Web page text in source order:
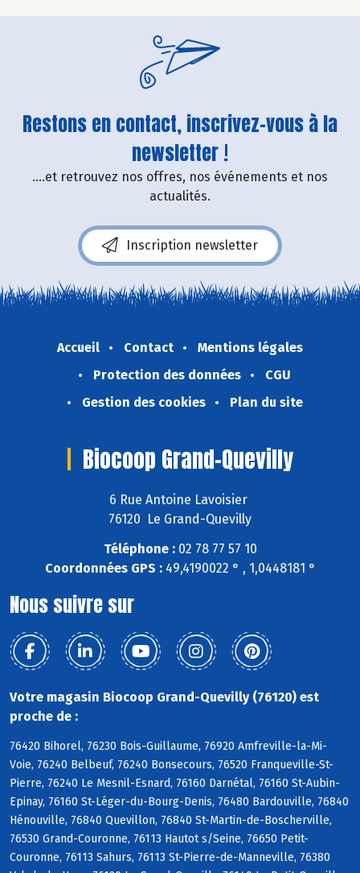
Restons en contact, inscrivez-vous à la
newsletter !
....et retrouvez nos offres, nos événements et nos
actualités.
Inscription newsletter
Accueil Contact
Mentions légales
Protection des données
CGU
Gestion des cookies
Plan du site
Biocoop Grand-Quevilly
6 Rue Antoine Lavoisier
76120 Le Grand-Quevilly
Téléphone :02 78 77 57 10
Coordonnées GPS :49,4190022 ° , 1,0448181 °
Nous suivre sur
Votre magasin Biocoop Grand-Quevilly (76120) est
proche de :
76420 Bihorel, 76230 Bois-Guillaume, 76920 Amfreville-la-Mi-
Voie, 76240 Belbeuf, 76240 Bonsecours, 76520 Franqueville-St-
Pierre, 76240 Le Mesnil-Esnard, 76160 Darnétal, 76160 St-Aubin-
Epinay, 76160 St-Léger-du-Bourg-Denis, 76480 Bardouville, 76840
Hénouville, 76840 Quevillon, 76840 St-Martin-de-Boscherville,
76530 Grand-Couronne, 76113 Hautot s/Seine, 76650 Petit-
Couronne, 76113 Sahurs, 76113 St-Pierre-de-Manneville, 76380